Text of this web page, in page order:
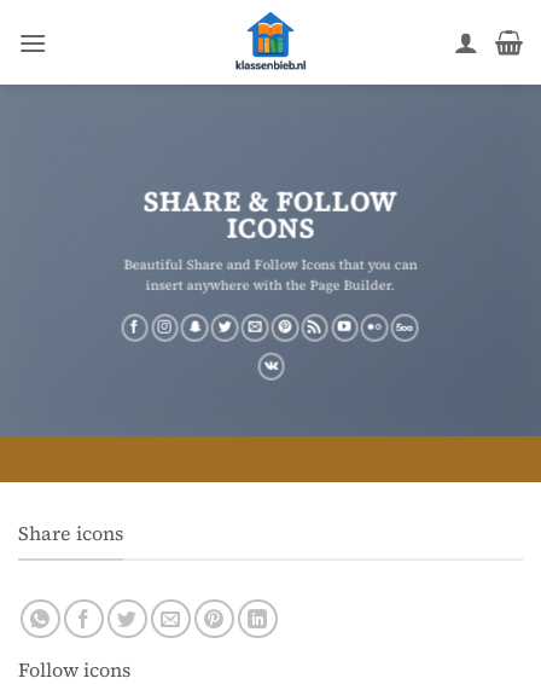
naar
SHARE & FOLLOW
ICONS
Beautiful Share and Follow Icons that you can
insert anywhere with the Page Builder.
Share icons
Follow icons